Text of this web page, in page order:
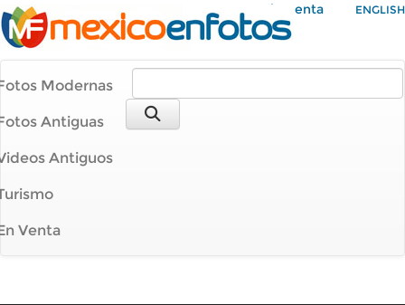
Mi Cuenta ENGLISH
Modernas
Antiguas
Antiguos
Venta